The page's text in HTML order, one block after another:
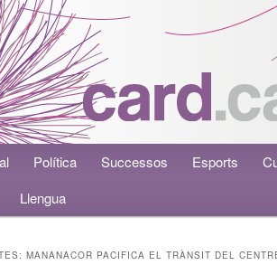
principal
secundari
Política Successos Esports
Llengua
MANANACOR PACIFICA EL TRÀNSIT DEL